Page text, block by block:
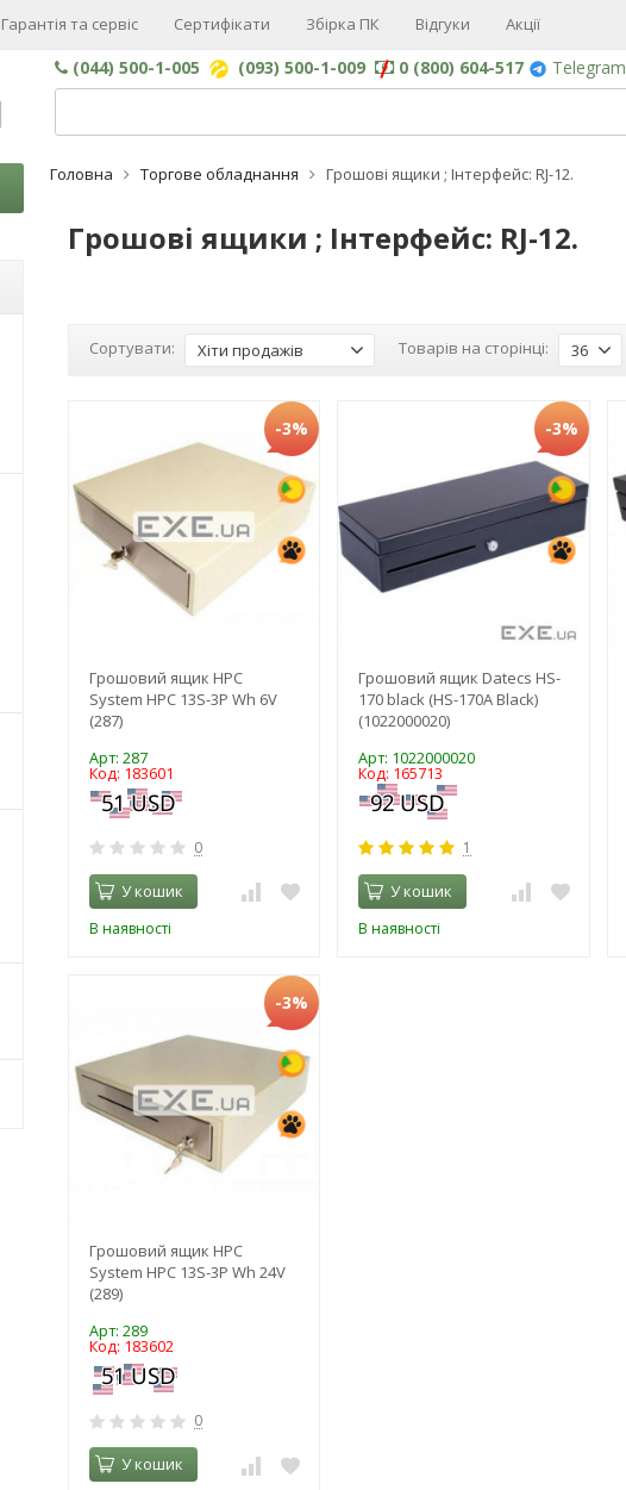
Гарантія та сервіс Сертифікати Збірка ПК Відгуки Акції
(044) 500-1-005 (093) 500-1-009 0 (800) 604-517 Telegram
Головна Торгове обладнання Грошові ящики ; Інтерфейс: RJ-12.
Грошові ящики ; Інтерфейс: RJ-12.
Сортувати: Хіти продажів Товарів на сторінці: 36
-3%
Грошовий ящик HPC
System HPC 13S-3P Wh 6V
(287)
Арт: 287
Код: 183601
0
У кошик
В наявності
-3%
Грошовий ящик Datecs HS-
170 black (HS-170A Black)
(1022000020)
Арт: 1022000020
Код: 165713
1
У кошик
В наявності
-3%
Грошовий ящик HPC
System HPC 13S-3P Wh 24V
(289)
Арт: 289
Код: 183602
0
У кошик